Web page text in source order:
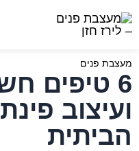
לתוכן
מעצבת פנים
6 טיפים
ועיצוב
הביתית